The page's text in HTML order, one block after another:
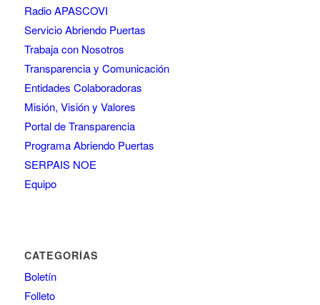
Radio APASCOVI
Servicio Abriendo Puertas
Trabaja con Nosotros
Transparencia y Comunicación
Entidades Colaboradoras
Misión, Visión y Valores
Portal de Transparencia
Programa Abriendo Puertas
SERPAIS NOE
Equipo
CATEGORÍAS
Boletín
Folleto